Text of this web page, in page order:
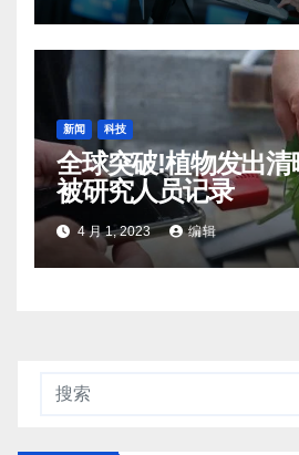
新闻 科技
全球突破!植物发出
被研究人员记录
4 月 1, 2023 编辑